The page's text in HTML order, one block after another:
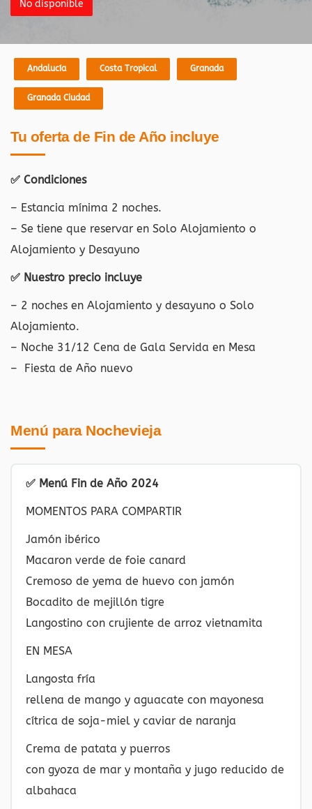
No disponible
Andalucía Costa Tropical Granada
Granada Ciudad
Tu oferta de Fin de Año incluye
✅ Condiciones
– Estancia mínima 2 noches.
– Se tiene que reservar en Solo Alojamiento o
Alojamiento y Desayuno
✅ Nuestro precio incluye
– 2 noches en Alojamiento y desayuno o Solo
Alojamiento.
– Noche 31/12 Cena de Gala Servida en Mesa
– Fiesta de Año nuevo
Menú para Nochevieja
✅ Menú Fin de Año 2024
MOMENTOS PARA COMPARTIR
Jamón ibérico
Macaron verde de foie canard
Cremoso de yema de huevo con jamón
Bocadito de mejillón tigre
Langostino con crujiente de arroz vietnamita
EN MESA
Langosta fría
rellena de mango y aguacate con mayonesa
cítrica de soja-miel y caviar de naranja
Crema de patata y puerros
con gyoza de mar y montaña y jugo reducido de
albahaca